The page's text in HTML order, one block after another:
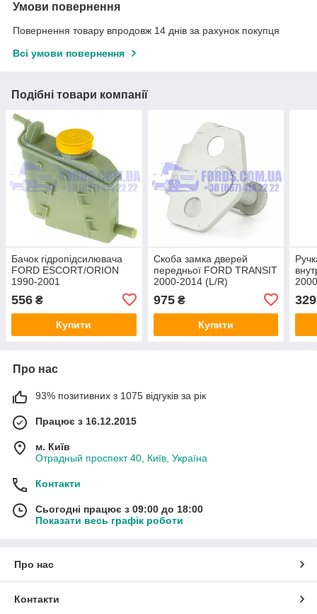
Умови повернення
Повернення товару впродовж 14 днів за рахунок покупця
Всі умови повернення
Подібні товари компанії
Бачок гідропідсилювача
FORD ESCORT/ORION
1990-2001
(1019041/91AB3R700AK/HMP91AB3R700AK)
HMPX
556 ₴
Купити
Скоба замка дверей
передньої FORD TRANSIT
2000-2014 (L/R)
(1554448/YC15V21982AD/
ORIGINAL
975₴
Купити
R)
329
Про нас
93% позитивних з 1075 відгуків за рік
Працює з 16.12.2015
м. Київ
Отрадный проспект 40, Київ, Україна
Контакти
Сьогодні працює з 09:00 до 18:00
Показати весь графік роботи
Про нас
Контакти